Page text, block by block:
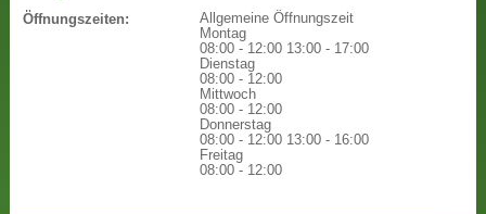
Öffnungszeiten:
Allgemeine Öffnungszeit
Montag
08:00 - 12:00 13:00 - 17:00
Dienstag
08:00 - 12:00
Mittwoch
08:00 - 12:00
Donnerstag
08:00 - 12:00 13:00 - 16:00
Freitag
08:00 - 12:00